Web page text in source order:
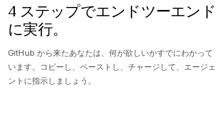
4 ステップでエンドツーエンド
に実行。
GitHub から来たあなたは、何が欲しいかすでにわかって
います。コピーし、ペーストし、チャージして、エージェ
ントに指示しましょう。